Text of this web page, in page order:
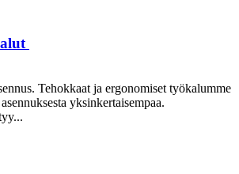
Tehokkaat ja ergonomiset työkalumme
yksinkertaisempaa.